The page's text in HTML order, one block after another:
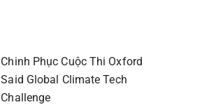
Chinh Phục Cuộc Thi Oxford
Said Global Climate Tech
Challenge